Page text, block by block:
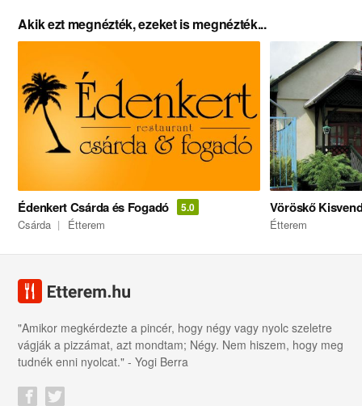
Akik ezt megnézték, ezeket is megnézték...
Édenkert Csárda és Fogadó 5.0
Csárda Étterem
Vöröskő
Étterem
"Amikor megkérdezte a pincér, hogy négy vagy nyolc szeletre
vágják a pizzámat, azt mondtam; Négy. Nem hiszem, hogy meg
tudnék enni nyolcat." - Yogi Berra